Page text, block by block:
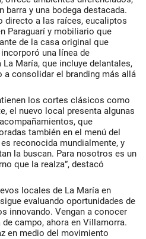
barra y una bodega destacada.
directo a las raíces, eucaliptos
Paraguarí y mobiliario que
de la casa original que
una línea de
María, que incluye delantales,
a consolidar el branding más allá
los cortes clásicos como
el nuevo local presenta algunas
que
también en el menú del
reconocida mundialmente, y
la buscan. Para nosotros es un
que la realza”, destacó
locales de La María en
evaluando oportunidades de
innovando. Vengan a conocer
campo, ahora en Villamorra.
en medio del movimiento